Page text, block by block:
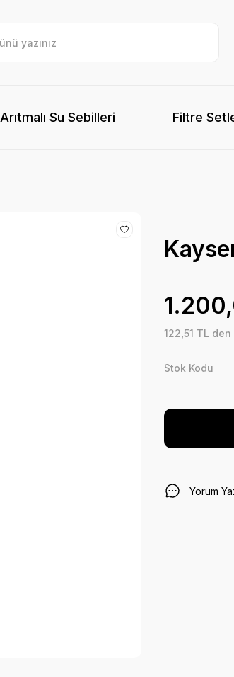
Arıtmalı Su Sebilleri Filtre
122,51 TL
Stok Kodu
Yorum